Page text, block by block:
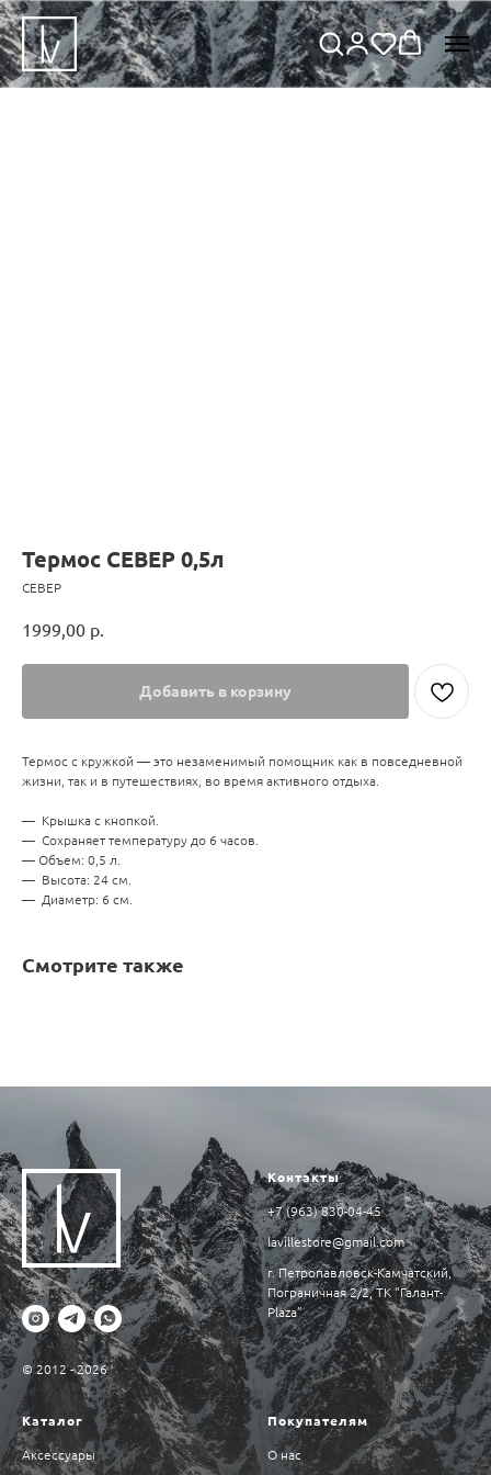
Термос СЕВЕР 0,5л
СЕВЕР
1999,00 р.
Добавить в корзину
Термос с кружкой — это незаменимый помощник как в повседневной
жизни, так и в путешествиях, во время активного отдыха.
— Крышка с кнопкой.
— Сохраняет температуру до 6 часов.
— Объем: 0,5 л.
— Высота: 24 см.
— Диаметр: 6 см.
Смотрите также
© 2012 - 2026
Контакты
+7 (963) 830-04-45
lavillestore@gmail.com
г. Петропавловск-Камчатский,
Пограничная 2/2, ТК “Галант-
Plaza”
Каталог
Аксессуары
Покупателям
О нас